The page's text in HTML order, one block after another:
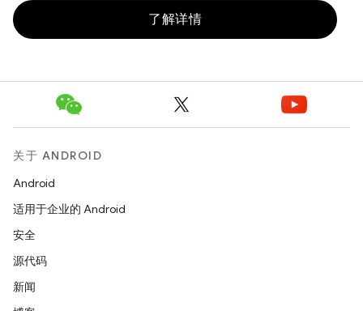
了解详情
关于 ANDROID
Android
适用于企业的 Android
安全
源代码
新闻